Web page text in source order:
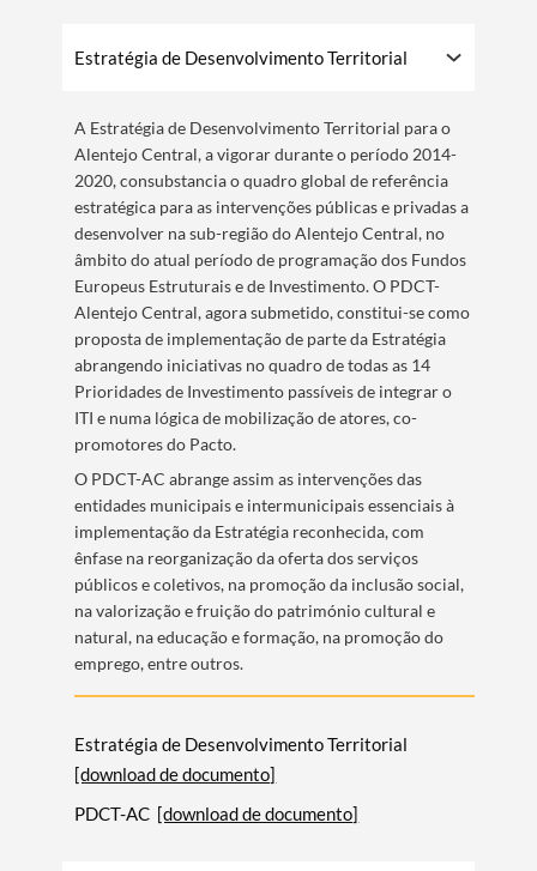
Estratégia de Desenvolvimento Territorial
​​A Estratégia de Desenvolvimento Territorial para o
Alentejo Central, a vigorar durante o período 2014-
2020, consubstancia o quadro global de referência
estratégica para as intervenções públicas e privadas a
desenvolver na sub-região do Alentejo Central, no
âmbito do atual período de programação dos Fundos
Europeus Estruturais e de Investimento. O PDCT-
Alentejo Central, agora submetido, constitui-se como
proposta de implementação de parte da Estratégia
abrangendo iniciativas no quadro de todas as 14
Prioridades de Investimento passíveis de integrar o
ITI e numa lógica de mobilização de atores, co-
promotores do Pacto.
O PDCT-AC​ abrange assim as intervenções das
entidades municipais e intermunicipais essenciais à
implementação da Estratégia reconhecida, com
ênfase na reorganização da oferta dos serviços
públicos e coletivos, na promoção da inclusão social,
na valorização e fruição do património cultural e
natural, na educação e formação, na promoção do
emprego, entre outros.​
Estratégia de Desenvolvimento Territorial
[download de documento]
PDCT-AC [download de documento]